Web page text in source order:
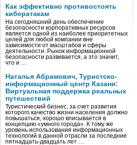
Как эффективно противостоять
кибератакам
На сегодняшний день обеспечение
безопасности корпоративных ресурсов
является одной из наиболее приоритетных
целей для любой компании вне
зависимости от масштабов и сферы
деятельности. Рынок информационной
безопасности развивается, а это значит,
что и …
Наталья Абрамович, Туристско-
информационный центр Казани:
Виртуальная поддержка реальных
путешествий
Туристический бизнес, за счет развития
которого качество жизни населения должно
повышаться, хорошо вписывается в
концепцию «умного города». К тому же
уровень использования информационных
технологий в данной отрасли за последние
пятнадцать-двадцать лет …